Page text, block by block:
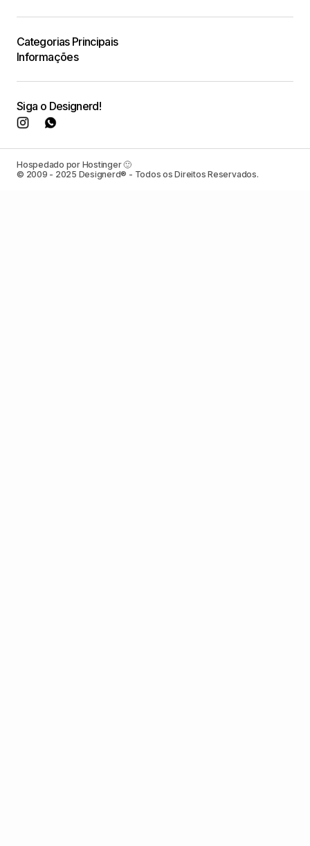
Categorias Principais
Informações
Siga o Designerd!
Hospedado por Hostinger 🙂
© 2009 - 2025 Designerd® - Todos os Direitos Reservados.